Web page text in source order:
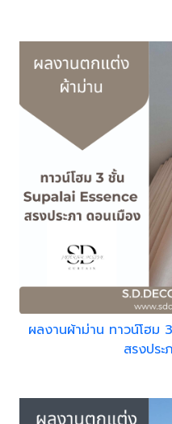
ผลงานผ้าม่าน ทาวน์โฮม
สรงปร